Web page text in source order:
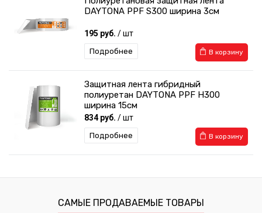
DAYTONA PPF S300 ширина 3см
195 руб. / шт
В корзину
Подробнее
Защитная лента гибридный
полиуретан DAYTONA PPF H300
ширина 15см
834 руб. / шт
В корзину
Подробнее
полиуретан DAYTONA PPF H300
630 руб./ шт
САМЫЕ ПРОДАВАЕМЫЕ ТОВАРЫ